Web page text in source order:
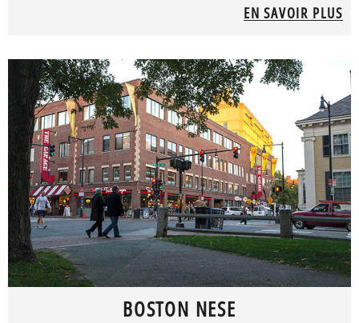
EN SAVOIR PLUS
BOSTON NESE